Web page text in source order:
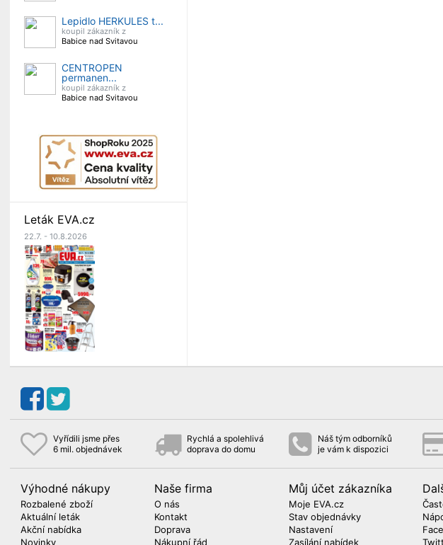
Lepidlo HERKULES t...
koupil zákazník z
Babice nad Svitavou
CENTROPEN
permanen...
koupil zákazník z
Babice nad Svitavou
Leták EVA.cz
22.7. - 10.8.2026
Vyřídili jsme přes
6 mil. objednávek
Rychlá a spolehlivá
doprava do domu
Náš tým odborníků
je vám k dispozici
Výhodné nákupy
Rozbalené zboží
Aktuální leták
Akční nabídka
Novinky
Naše firma
O nás
Kontakt
Doprava
Nákupní řád
Můj účet zákazníka
Moje EVA.cz
Stav objednávky
Nastavení
Zasílání nabídek